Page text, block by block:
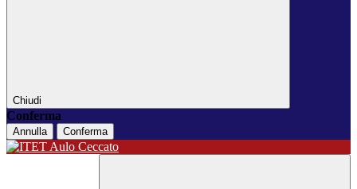
Chiudi
Conferma
Annulla Conferma